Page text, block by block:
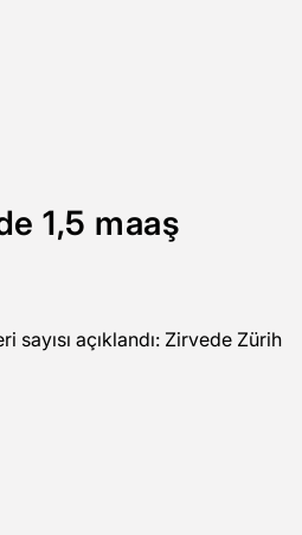
1,5 maaş